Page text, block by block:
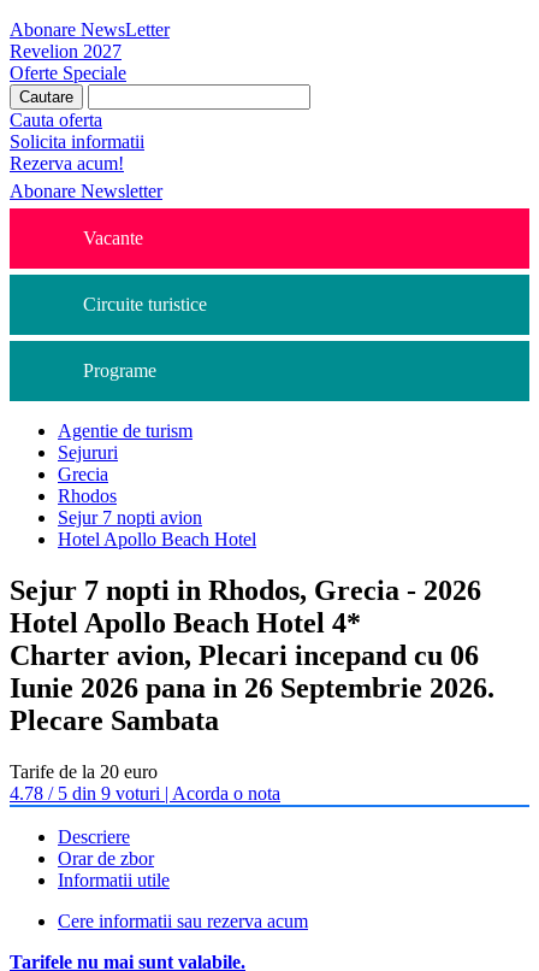
Abonare NewsLetter
Revelion 2027
Oferte Speciale
Cauta oferta
Solicita informatii
Rezerva acum!
Abonare Newsletter
Vacante
Circuite turistice
Programe
Agentie de turism
Sejururi
Grecia
Rhodos
Sejur 7 nopti avion
Hotel Apollo Beach Hotel
Sejur 7 nopti in Rhodos, Grecia - 2026
Hotel Apollo Beach Hotel 4*
Charter avion, Plecari incepand cu 06
Iunie 2026 pana in 26 Septembrie 2026.
Plecare Sambata
Tarife de la 20 euro
4.78 / 5 din 9 voturi | Acorda o nota
Descriere
Orar de zbor
Informatii utile
Cere informatii sau rezerva acum
Tarifele nu mai sunt valabile.